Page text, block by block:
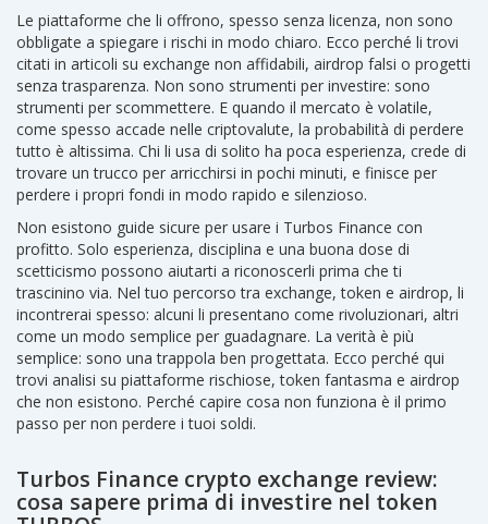
Le piattaforme che li offrono, spesso senza licenza, non sono
obbligate a spiegare i rischi in modo chiaro. Ecco perché li trovi
citati in articoli su exchange non affidabili, airdrop falsi o progetti
senza trasparenza. Non sono strumenti per investire: sono
strumenti per scommettere. E quando il mercato è volatile,
come spesso accade nelle criptovalute, la probabilità di perdere
tutto è altissima. Chi li usa di solito ha poca esperienza, crede di
trovare un trucco per arricchirsi in pochi minuti, e finisce per
perdere i propri fondi in modo rapido e silenzioso.
Non esistono guide sicure per usare i Turbos Finance con
profitto. Solo esperienza, disciplina e una buona dose di
scetticismo possono aiutarti a riconoscerli prima che ti
trascinino via. Nel tuo percorso tra exchange, token e airdrop, li
incontrerai spesso: alcuni li presentano come rivoluzionari, altri
come un modo semplice per guadagnare. La verità è più
semplice: sono una trappola ben progettata. Ecco perché qui
trovi analisi su piattaforme rischiose, token fantasma e airdrop
che non esistono. Perché capire cosa non funziona è il primo
passo per non perdere i tuoi soldi.
Turbos Finance crypto exchange review:
cosa sapere prima di investire nel token